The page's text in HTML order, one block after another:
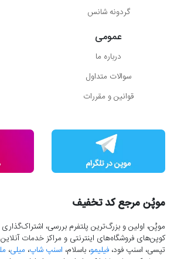
گردونه شانس
عمومی
درباره ما
سوالات متداول
قوانین و مقررات
موپُن مرجع کد تخفیف
موپُن، اولین و بزرگ‌ترین پلتفرم بررسی،
کوپن‌های فروشگاه‌های اینترنتی و مراکز خدمات آنلاین
تپسی، اسنپ فود، فیلیمو، باسلام، اسنپ شاپ، میلی،